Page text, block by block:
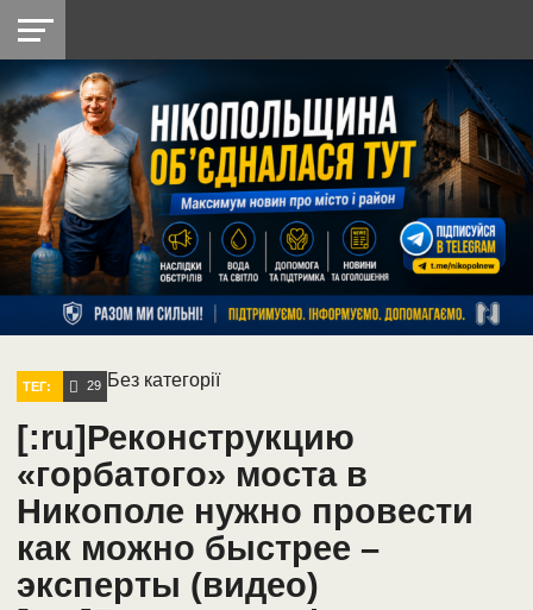
НІКОПОЛЬ
РАЙОН
СІЧЕСЛАВСЬКА
УКРАЇНА
РЕТРО
НІКОПОЛЬ
ЛАЙТ
УКРАЇНА
ДОПОМОГА
РАДІО
Без категорії
ТЕГ: 29
[:ru]Реконструкцию
«горбатого» моста в
Никополе нужно провести
как можно быстрее –
эксперты (видео)